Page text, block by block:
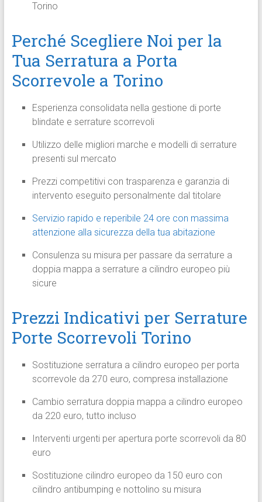
Torino
Perché Scegliere Noi per la
Tua Serratura a Porta
Scorrevole a Torino
Esperienza consolidata nella gestione di porte
blindate e serrature scorrevoli
Utilizzo delle migliori marche e modelli di serrature
presenti sul mercato
Prezzi competitivi con trasparenza e garanzia di
intervento eseguito personalmente dal titolare
Servizio rapido e reperibile 24 ore con massima
attenzione alla sicurezza della tua abitazione
Consulenza su misura per passare da serrature a
doppia mappa a serrature a cilindro europeo più
sicure
Prezzi Indicativi per Serrature
Porte Scorrevoli Torino
Sostituzione serratura a cilindro europeo per porta
scorrevole da 270 euro, compresa installazione
Cambio serratura doppia mappa a cilindro europeo
da 220 euro, tutto incluso
Interventi urgenti per apertura porte scorrevoli da 80
euro
Sostituzione cilindro europeo da 150 euro con
cilindro antibumping e nottolino su misura